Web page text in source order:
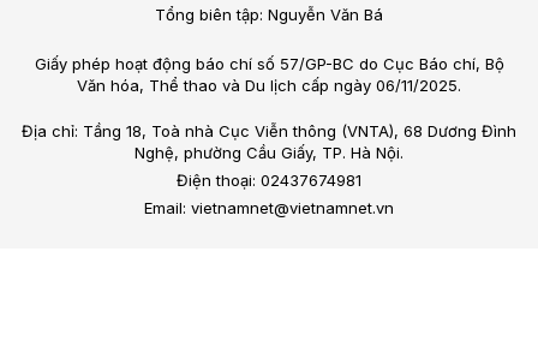
Tổng biên tập: Nguyễn Văn Bá
Giấy phép hoạt động báo chí số 57/GP-BC do Cục Báo chí, Bộ
Văn hóa, Thể thao và Du lịch cấp ngày 06/11/2025.
Địa chỉ: Tầng 18, Toà nhà Cục Viễn thông (VNTA), 68 Dương Đình
Nghệ, phường Cầu Giấy, TP. Hà Nội.
Điện thoại: 02437674981
Email: vietnamnet@vietnamnet.vn